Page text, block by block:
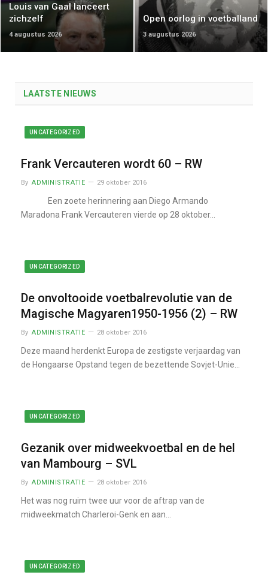
Louis van Gaal lanceert
zichzelf
4 augustus 2026
Open oorlog in voetballand
3 augustus 2026
LAATSTE NIEUWS
UNCATEGORIZED
Frank Vercauteren wordt 60 – RW
By ADMINISTRATIE 29 oktober 2016
Een zoete herinnering aan Diego Armando
Maradona Frank Vercauteren vierde op 28 oktober…
UNCATEGORIZED
De onvoltooide voetbalrevolutie van de
Magische Magyaren1950-1956 (2) – RW
By ADMINISTRATIE 28 oktober 2016
Deze maand herdenkt Europa de zestigste verjaardag van
de Hongaarse Opstand tegen de bezettende Sovjet-Unie…
UNCATEGORIZED
Gezanik over midweekvoetbal en de hel
van Mambourg – SVL
By ADMINISTRATIE 28 oktober 2016
Het was nog ruim twee uur voor de aftrap van de
midweekmatch Charleroi-Genk en aan…
UNCATEGORIZED